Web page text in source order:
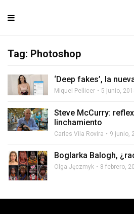
Tag: Photoshop
‘Deep fakes’, la
Miquel Pellicer 5 junio,
Steve McCurry:
linchamiento
Carles Vila Rovira 9 junio,
Boglarka Balogh,
Olga Jęczmyk 8 febrero,